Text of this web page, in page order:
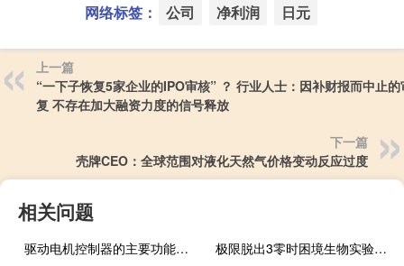
网络标签： 公司 净利润 日元
上一篇
“一下子恢复5家企业的IPO审核” ？ 行业人士：因补财报而中止
复 不存在加大融资力度的信号释放
下一篇
壳牌CEO：全球范围对液化天然气价格变动反应过度
相关问题
驱动电机控制器的主要功能有哪些
极限脱出3零时困境生物实验室通关大全（极限脱出3零时困境生物实验室通关攻略）